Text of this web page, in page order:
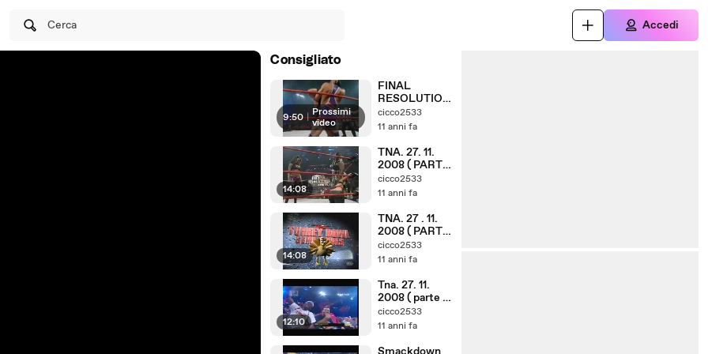
Cerca Accedi
Consigliato
9:50 | Prossimi
video
FINAL
RESOLUTION
8. 12. 2008 (
cicco2533
11 anni fa
14:08
TNA. 27. 11.
2008 ( PARTE
4. 6 )
cicco2533
11 anni fa
14:08
TNA. 27 . 11.
2008 ( PARTE
2. 6 )
cicco2533
11 anni fa
12:10
Tna. 27. 11.
2008 ( parte 1,
6 )
cicco2533
11 anni fa